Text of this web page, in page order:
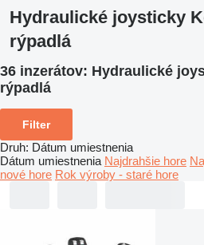
Hydraulické joysticky
rýpadlá
36 inzerátov: Hydraulické
rýpadlá
Filter
Druh: Dátum umiestnenia
Dátum umiestnenia Najdrahšie hore
nové hore Rok výroby - staré hore